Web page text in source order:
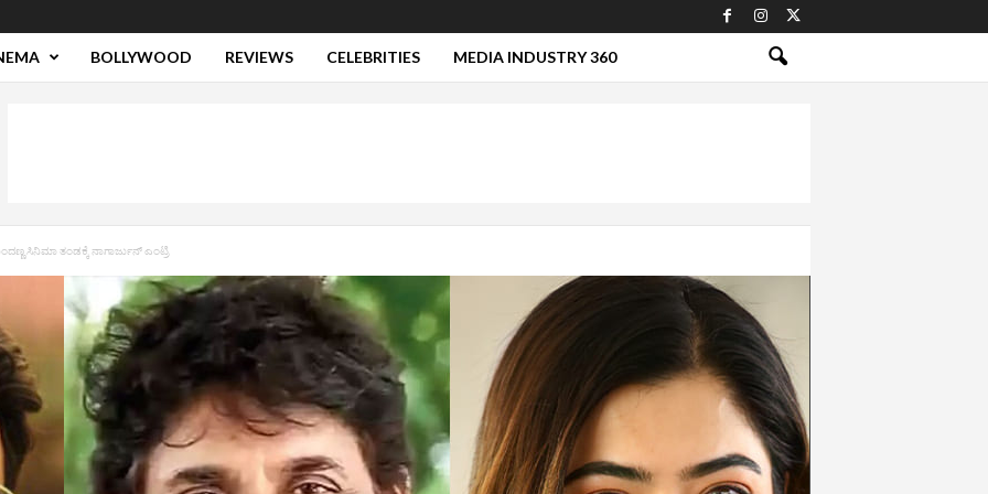
BOLLYWOOD REVIEWS CELEBRITIES MEDIA INDUSTRY 360
ಸಿನಿಮಾ ತಂಡಕ್ಕೆ ನಾಗಾರ್ಜುನ್‌ ಎಂಟ್ರಿ